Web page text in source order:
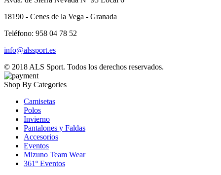
18190 - Cenes de la Vega - Granada
Teléfono: 958 04 78 52
info@alssport.es
© 2018 ALS Sport. Todos los derechos reservados.
Shop By Categories
Camisetas
Polos
Invierno
Pantalones y Faldas
Accesorios
Eventos
Mizuno Team Wear
361º Eventos